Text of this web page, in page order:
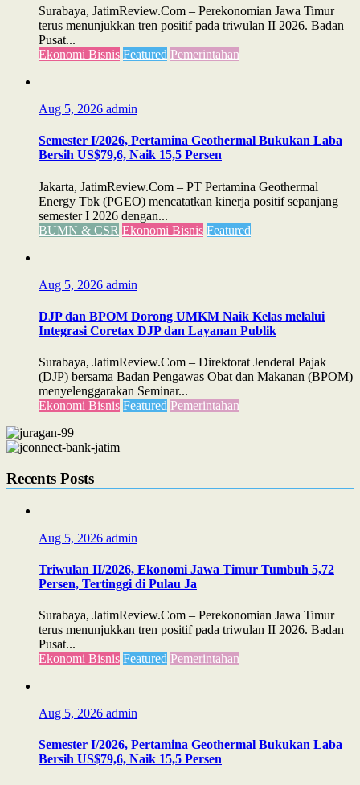
Surabaya, JatimReview.Com – Perekonomian Jawa Timur
terus menunjukkan tren positif pada triwulan II 2026. Badan
Pusat...
Ekonomi Bisnis Featured Pemerintahan
Aug 5, 2026 admin
Semester I/2026, Pertamina Geothermal Bukukan Laba
Bersih US$79,6, Naik 15,5 Persen
Jakarta, JatimReview.Com – PT Pertamina Geothermal
Energy Tbk (PGEO) mencatatkan kinerja positif sepanjang
semester I 2026 dengan...
BUMN & CSR Ekonomi Bisnis Featured
Aug 5, 2026 admin
DJP dan BPOM Dorong UMKM Naik Kelas melalui
Integrasi Coretax DJP dan Layanan Publik
Surabaya, JatimReview.Com – Direktorat Jenderal Pajak
(DJP) bersama Badan Pengawas Obat dan Makanan (BPOM)
menyelenggarakan Seminar...
Ekonomi Bisnis Featured Pemerintahan
Recents Posts
Aug 5, 2026 admin
Triwulan II/2026, Ekonomi Jawa Timur Tumbuh 5,72
Persen, Tertinggi di Pulau Ja
Surabaya, JatimReview.Com – Perekonomian Jawa Timur
terus menunjukkan tren positif pada triwulan II 2026. Badan
Pusat...
Ekonomi Bisnis Featured Pemerintahan
Aug 5, 2026 admin
Semester I/2026, Pertamina Geothermal Bukukan Laba
Bersih US$79,6, Naik 15,5 Persen